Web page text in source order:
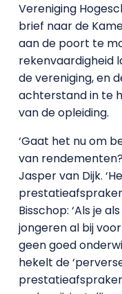
Vereniging
brief naar de
aan de poort te
rekenvaardigheid
de vereniging, en
achterstand in te
van de opleiding.
‘Gaat het nu om
van
Jasper van Dijk.
Bisschop: ‘Als je
jongeren al bij
geen goed
hekelt de